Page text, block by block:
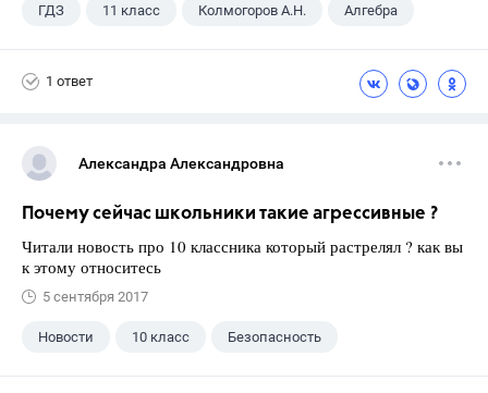
ГДЗ 11 класс Колмогоров А.Н. Алгебра
1 ответ
Александра Александровна
Почему сейчас школьники такие агрессивные ?
Читали новость про 10 классника который растрелял ? как вы
к этому относитесь
5 сентября 2017
Новости 10 класс Безопасность